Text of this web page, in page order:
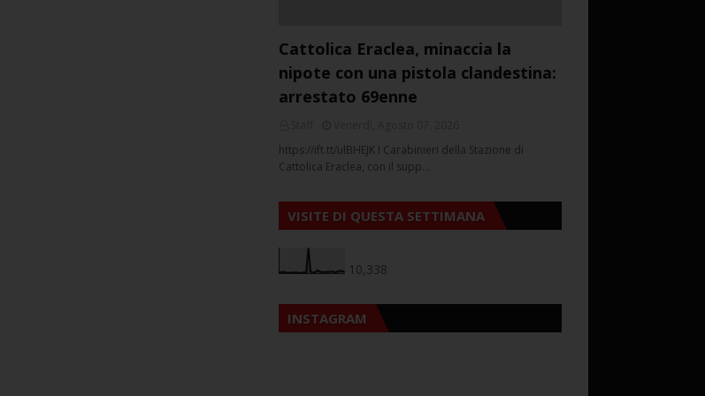
Cattolica Eraclea, minaccia la
nipote con una pistola clandestina:
arrestato 69enne
https://ift.tt/ulBHEJK I Carabinieri della Stazione di
Cattolica Eraclea, con il supp…
VISITE DI QUESTA SETTIMANA
10,338
INSTAGRAM